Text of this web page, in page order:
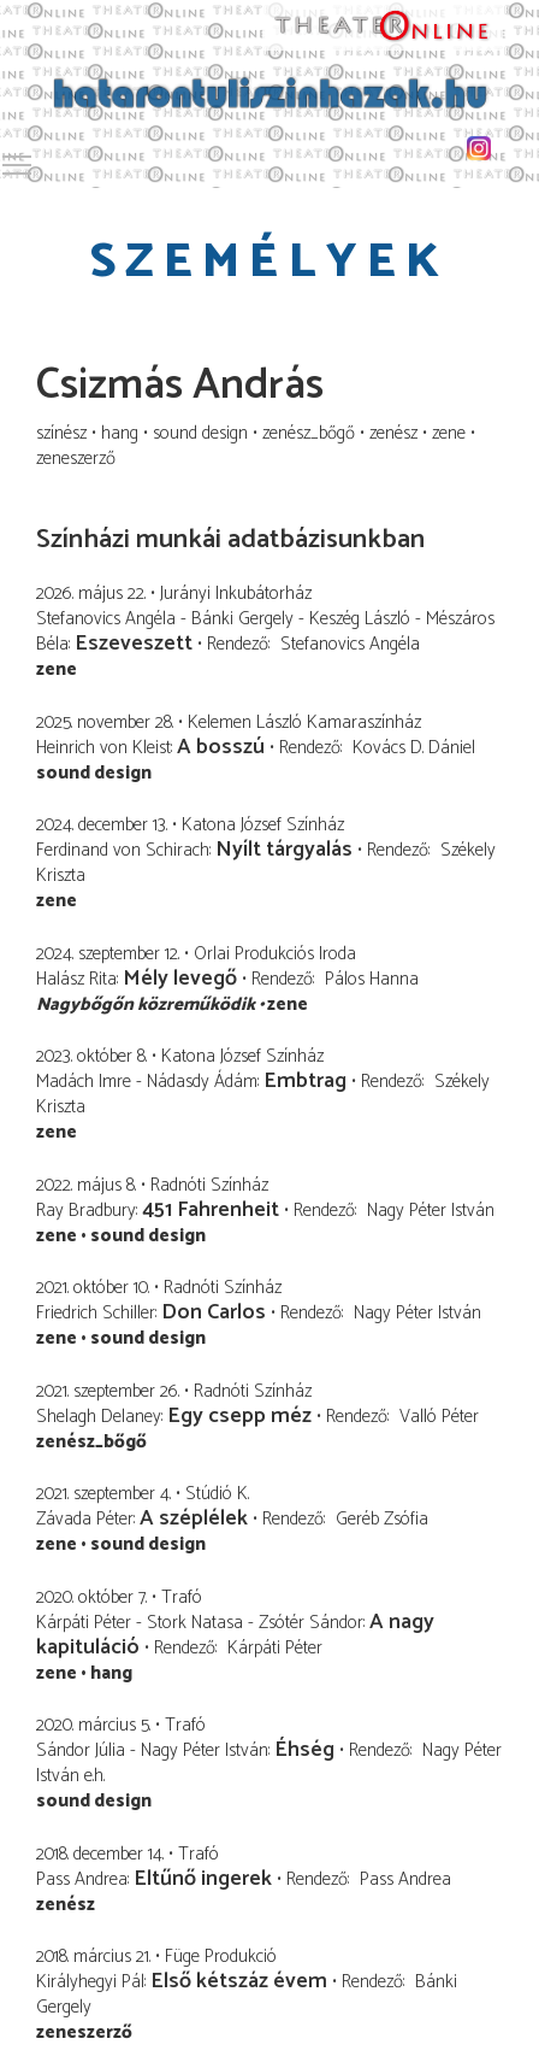
Toggle main menu visibility
SZEMÉLYEK
Csizmás András
színész hang sound design zenész_bőgő zenész zene
zeneszerző
Színházi munkái adatbázisunkban
2026. május 22. Jurányi Inkubátorház
Stefanovics Angéla - Bánki Gergely - Keszég László - Mészáros
Béla Eszeveszett Rendező Stefanovics Angéla
zene
2025. november 28. Kelemen László Kamaraszínház
Heinrich von Kleist A bosszú Rendező Kovács D. Dániel
sound design
2024. december 13. Katona József Színház
Ferdinand von Schirach Nyílt tárgyalás Rendező Székely
Kriszta
zene
2024. szeptember 12. Orlai Produkciós Iroda
Halász Rita Mély levegő Rendező Pálos Hanna
Nagybőgőn közreműködik zene
2023. október 8. Katona József Színház
Madách Imre - Nádasdy Ádám Embtrag Rendező Székely
Kriszta
zene
2022. május 8. Radnóti Színház
Ray Bradbury 451 Fahrenheit Rendező Nagy Péter István
zene sound design
2021. október 10. Radnóti Színház
Friedrich Schiller Don Carlos Rendező Nagy Péter István
zene sound design
2021. szeptember 26. Radnóti Színház
Shelagh Delaney Egy csepp méz Rendező Valló Péter
zenész_bőgő
2021. szeptember 4. Stúdió K.
Závada Péter A széplélek Rendező Geréb Zsófia
zene sound design
2020. október 7. Trafó
Kárpáti Péter - Stork Natasa - Zsótér Sándor A nagy
kapituláció Rendező Kárpáti Péter
zene hang
2020. március 5. Trafó
Sándor Júlia - Nagy Péter István Éhség Rendező Nagy Péter
István e.h.
sound design
2018. december 14. Trafó
Pass Andrea Eltűnő ingerek Rendező Pass Andrea
zenész
2018. március 21. Füge Produkció
Királyhegyi Pál Első kétszáz évem Rendező Bánki
Gergely
zeneszerző